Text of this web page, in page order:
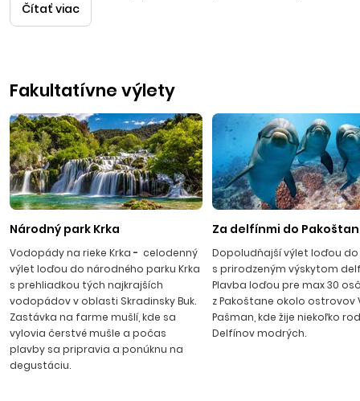
číslo jeden.
Jedno z najkrajších stredísk na pobreží Jadranského mora
Šibeniku. Cez deň živé stredisko plné života na rušnej
promenáde plnej obchodíkov a stánkov s ovocím, kaviarní a
barov, sa večer pri západe slnka mení na romantické
mestečko s kamennými uličkami. Nočný život ožíva večer v
rôznych kluboch, tanečných terasách a aj na známej
Haciende – diskotéke pod holým nebom.
Čítať viac
Fakultatívne výlety
Národný park Krka
Vodopády na rieke Krka - celodenný
výlet loďou do národného parku Krka
s prehliadkou tých najkrajších
vodopádov v oblasti Skradinsky Buk.
Zastávka na farme mušlí, kde sa
vylovia čerstvé mušle a počas
plavby sa pripravia a ponúknu na
degustáciu.
Za delfínmi do
Dopoludňajší výlet loďou
s prirodzeným výskytom
Plavba loďou pre max 30
z Pakoštane okolo ostrovov
Pašman, kde žije niekoľko
Delfínov modrých.